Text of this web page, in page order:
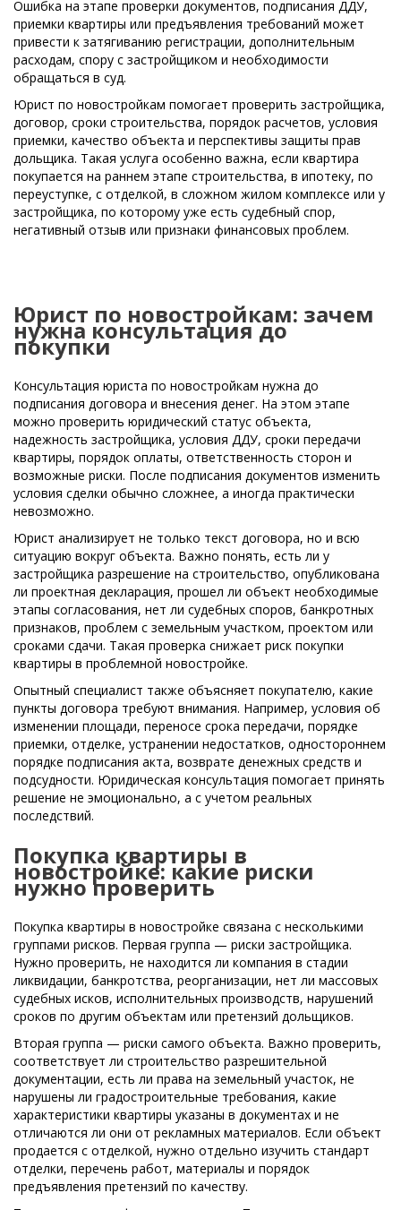
Ошибка на этапе проверки документов, подписания ДДУ,
приемки квартиры или предъявления требований может
привести к затягиванию регистрации, дополнительным
расходам, спору с застройщиком и необходимости
обращаться в суд.
Юрист по новостройкам помогает проверить застройщика,
договор, сроки строительства, порядок расчетов, условия
приемки, качество объекта и перспективы защиты прав
дольщика. Такая услуга особенно важна, если квартира
покупается на раннем этапе строительства, в ипотеку, по
переуступке, с отделкой, в сложном жилом комплексе или у
застройщика, по которому уже есть судебный спор,
негативный отзыв или признаки финансовых проблем.
Юрист по новостройкам: зачем
нужна консультация до
покупки
Консультация юриста по новостройкам нужна до
подписания договора и внесения денег. На этом этапе
можно проверить юридический статус объекта,
надежность застройщика, условия ДДУ, сроки передачи
квартиры, порядок оплаты, ответственность сторон и
возможные риски. После подписания документов изменить
условия сделки обычно сложнее, а иногда практически
невозможно.
Юрист анализирует не только текст договора, но и всю
ситуацию вокруг объекта. Важно понять, есть ли у
застройщика разрешение на строительство, опубликована
ли проектная декларация, прошел ли объект необходимые
этапы согласования, нет ли судебных споров, банкротных
признаков, проблем с земельным участком, проектом или
сроками сдачи. Такая проверка снижает риск покупки
квартиры в проблемной новостройке.
Опытный специалист также объясняет покупателю, какие
пункты договора требуют внимания. Например, условия об
изменении площади, переносе срока передачи, порядке
приемки, отделке, устранении недостатков, одностороннем
порядке подписания акта, возврате денежных средств и
подсудности. Юридическая консультация помогает принять
решение не эмоционально, а с учетом реальных
последствий.
Покупка квартиры в
новостройке: какие риски
нужно проверить
Покупка квартиры в новостройке связана с несколькими
группами рисков. Первая группа — риски застройщика.
Нужно проверить, не находится ли компания в стадии
ликвидации, банкротства, реорганизации, нет ли массовых
судебных исков, исполнительных производств, нарушений
сроков по другим объектам или претензий дольщиков.
Вторая группа — риски самого объекта. Важно проверить,
соответствует ли строительство разрешительной
документации, есть ли права на земельный участок, не
нарушены ли градостроительные требования, какие
характеристики квартиры указаны в документах и не
отличаются ли они от рекламных материалов. Если объект
продается с отделкой, нужно отдельно изучить стандарт
отделки, перечень работ, материалы и порядок
предъявления претензий по качеству.